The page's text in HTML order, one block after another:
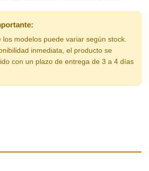
los modelos puede variar según stock.
inmediata, el producto se
con un plazo de entrega de 3 a 4 días